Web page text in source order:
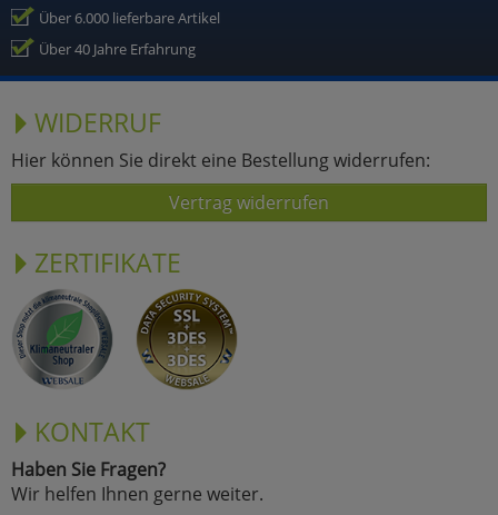
Über 6.000 lieferbare Artikel
Über 40 Jahre Erfahrung
WIDERRUF
Hier können Sie direkt eine Bestellung widerrufen:
Vertrag widerrufen
ZERTIFIKATE
KONTAKT
Haben Sie Fragen?
Wir helfen Ihnen gerne weiter.